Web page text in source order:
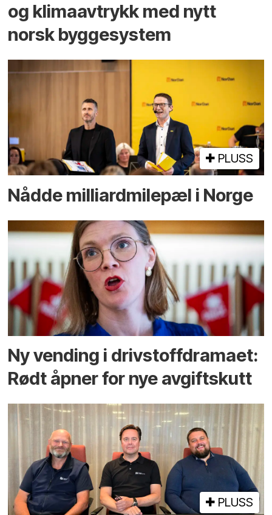
og klima­avtrykk med nytt
norsk bygge­system
PLUSS
Nådde milliard­­milepæl i Norge
Ny vending i drivstoffdramaet:
Rødt åpner for nye avgiftskutt
PLUSS